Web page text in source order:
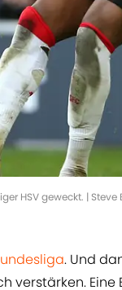
HSV geweckt. |
. Und
verstärken.